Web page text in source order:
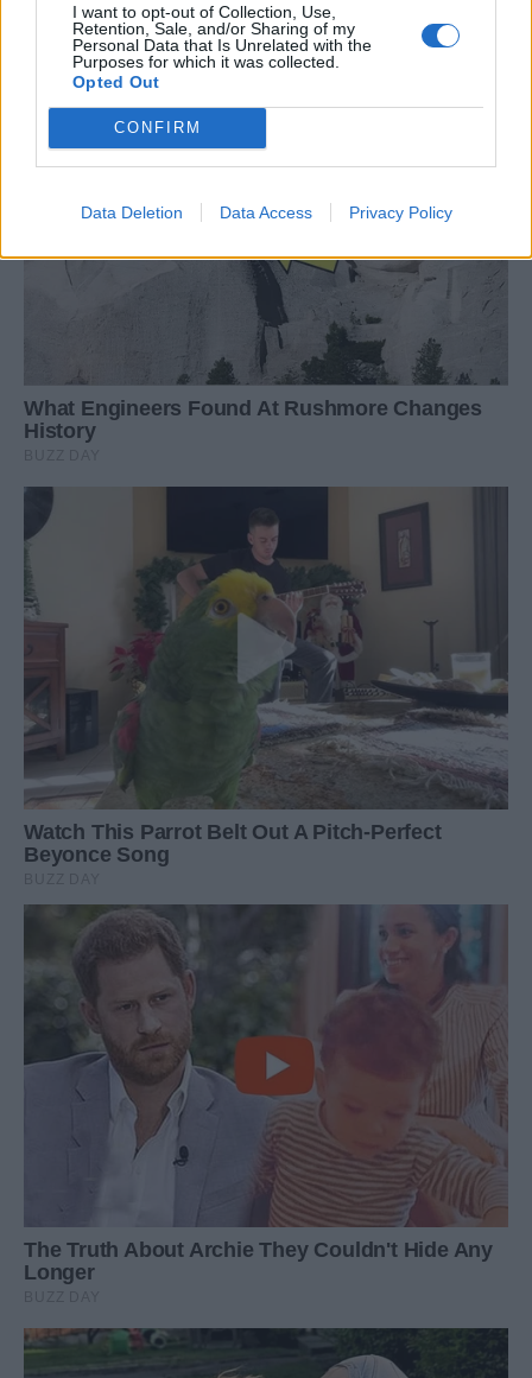
I want to opt-out of Collection, Use,
Retention, Sale, and/or Sharing of my
Personal Data that Is Unrelated with the
Purposes for which it was collected.
Opted Out
CONFIRM
Data Deletion Data Access Privacy Policy